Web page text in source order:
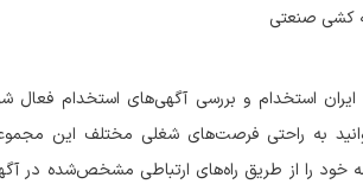
کشی صنعتی
استخدام و بررسی آگهی‌های استخدام فعال
به راحتی فرصت‌های شغلی مختلف این
خود را از طریق راه‌های ارتباطی مشخص‌شده در